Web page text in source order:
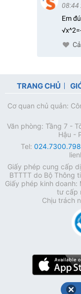
Em
TRANG CHỦ
Cơ quan chủ quản:
Văn phòng: Tầng 7 -
Hậu -
Tel:
Giấy phép cung cấp
BTTTT do Bộ Thông
Giấy phép kinh
tư cấp
Chịu trách